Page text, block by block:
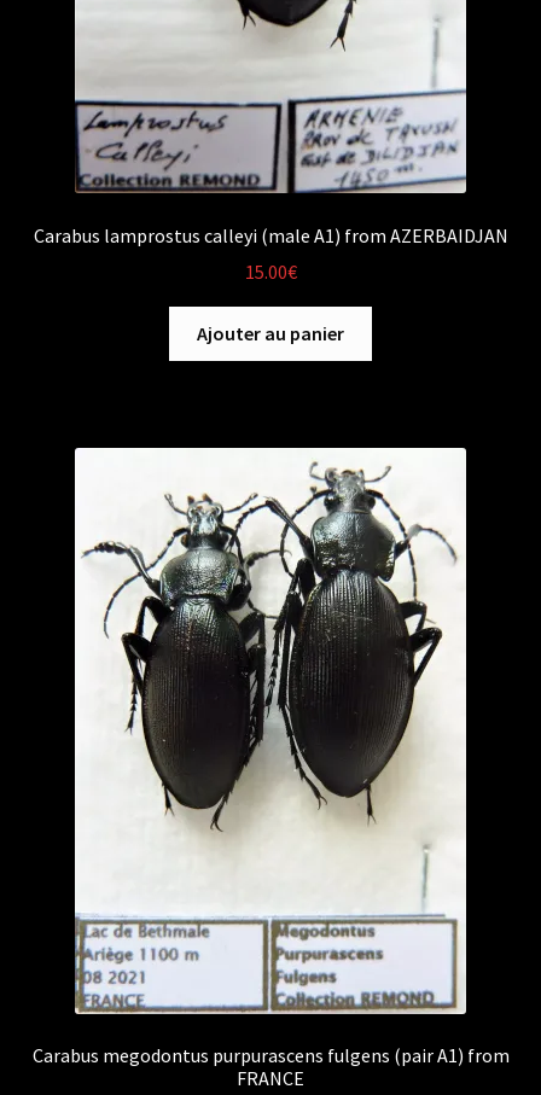
Carabus lamprostus calleyi (male A1) from AZERBAIDJAN
15.00€
Ajouter au panier
Carabus megodontus purpurascens fulgens (pair A1) from
FRANCE